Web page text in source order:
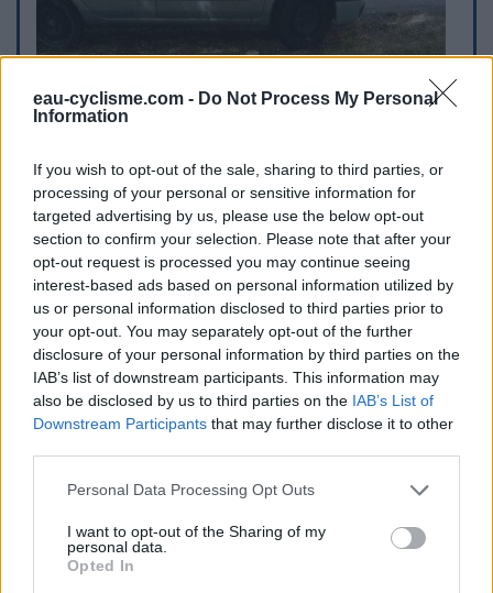
eau-cyclisme.com - Do Not Process My Personal
Information
If you wish to opt-out of the sale, sharing to third parties, or
processing of your personal or sensitive information for
targeted advertising by us, please use the below opt-out
section to confirm your selection. Please note that after your
opt-out request is processed you may continue seeing
interest-based ads based on personal information utilized by
us or personal information disclosed to third parties prior to
your opt-out. You may separately opt-out of the further
disclosure of your personal information by third parties on the
IAB’s list of downstream participants. This information may
also be disclosed by us to third parties on the IAB’s List of
Downstream Participants that may further disclose it to other
Personal Data Processing Opt Outs
I want to opt-out of the Sharing of my
personal data.
Opted In